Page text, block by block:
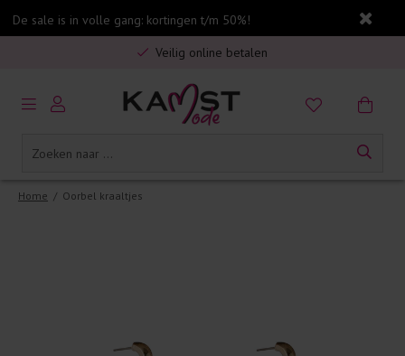
De sale is in volle gang: kortingen t/m 50%!
Gratis verzending in Nederland vanaf €75,-
Veilig online betalen
5% spaarbonus op jouw aankoop
Gratis verzending in Nederland vanaf €75,-
Home / Oorbel kraaltjes